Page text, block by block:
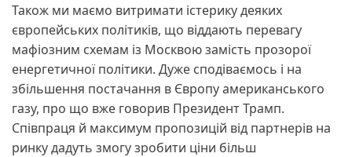
Також ми маємо витримати істерику деяких
європейських політиків, що віддають перевагу
мафіозним схемам із Москвою замість прозорої
енергетичної політики. Дуже сподіваємось і на
збільшення постачання в Європу американського
газу, про що вже говорив Президент Трамп.
Співпраця й максимум пропозицій від партнерів на
ринку дадуть змогу зробити ціни більш